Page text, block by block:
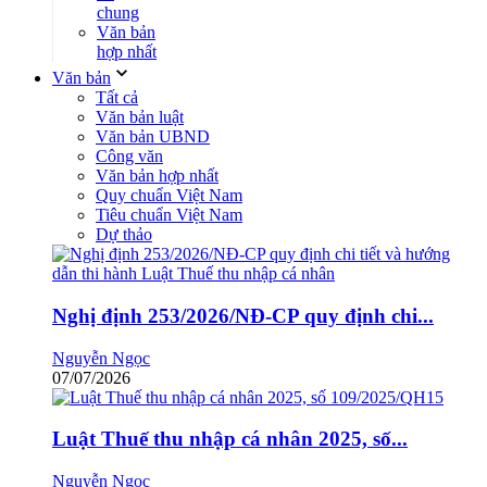
chung
Văn bản
hợp nhất
Văn bản
Tất cả
Văn bản luật
Văn bản UBND
Công văn
Văn bản hợp nhất
Quy chuẩn Việt Nam
Tiêu chuẩn Việt Nam
Dự thảo
Nghị định 253/2026/NĐ-CP quy định chi...
Nguyễn Ngọc
07/07/2026
Luật Thuế thu nhập cá nhân 2025, số...
Nguyễn Ngọc